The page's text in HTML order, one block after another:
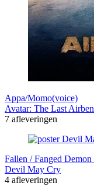
Appa/Momo(voice)
Avatar: The Last
7 afleveringen
Fallen / Fanged
Devil May Cry
4 afleveringen